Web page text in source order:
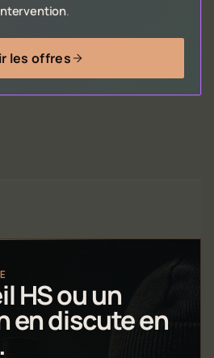
.
les offres
HS ou un
en discute en